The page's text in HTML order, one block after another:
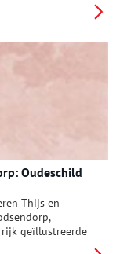
Oudeschild
Thijs en
rijk geïllustreerde